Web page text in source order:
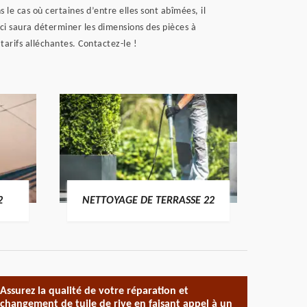
cas où certaines d’entre elles sont abîmées, il
déterminer les dimensions des pièces à
alléchantes. Contactez-le !
NETTOYAGE DE TERRASSE 22
Assurez la qualité de votre réparation et
changement de tuile de rive en faisant appel à un